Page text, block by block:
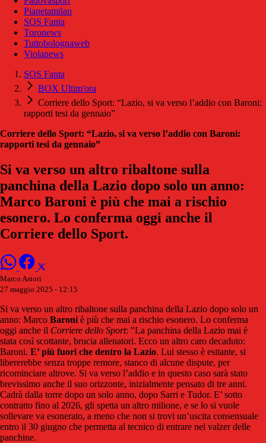
Pianetamilan
SOS Fanta
Toronews
Tuttobolognaweb
Violanews
SOS Fanta
BOX Ultim'ora
Corriere dello Sport: “Lazio, si va verso l’addio con Baroni:
rapporti tesi da gennaio”
Corriere dello Sport: “Lazio, si va verso l’addio con Baroni:
rapporti tesi da gennaio”
Si va verso un altro ribaltone sulla
panchina della Lazio dopo solo un anno:
Marco Baroni è più che mai a rischio
esonero. Lo conferma oggi anche il
Corriere dello Sport.
Marco Astori
27 maggio 2025 - 12:15
Si va verso un altro ribaltone sulla panchina della Lazio dopo solo un
anno: Marco Baroni è più che mai a rischio esonero. Lo conferma
oggi anche il Corriere dello Sport: "La panchina della Lazio mai è
stata così scottante, brucia allenatori. Ecco un altro caro decaduto:
Baroni. E’ più fuori che dentro la Lazio. Lui stesso è esitante, si
libererebbe senza troppe remore, stanco di alcune dispute, per
ricominciare altrove. Si va verso l’addio e in questo caso sarà stato
brevissimo anche il suo orizzonte, inizialmente pensato di tre anni.
Cadrà dalla torre dopo un solo anno, dopo Sarri e Tudor. E’ sotto
contratto fino al 2026, gli spetta un altro milione, e se lo si vuole
sollevare va esonerato, a meno che non si trovi un’uscita consensuale
entro il 30 giugno che permetta al tecnico di entrare nel valzer delle
panchine.